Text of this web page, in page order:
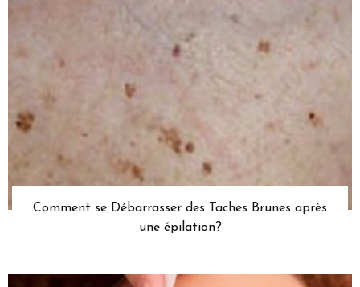
Comment se Débarrasser des Taches Brunes après
une épilation?